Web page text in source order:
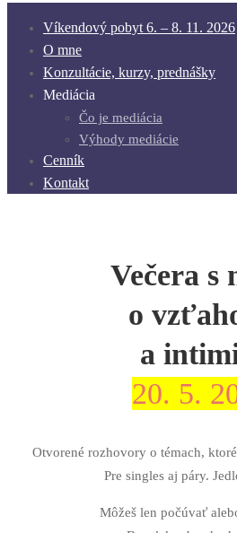
Víkendový pobyt 6. – 8. 11. 2026
O mne
Konzultácie, kurzy, prednášky
Mediácia
Čo je mediácia
Výhody mediácie
Cenník
Kontakt
Večera s
o
a
20. 5.
Otvorené rozhovory o témach,
Pre singles aj páry.
Môžeš len počúvať